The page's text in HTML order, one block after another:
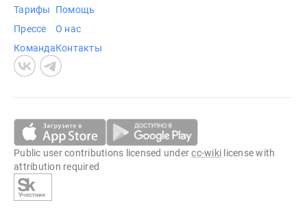
Тарифы
Прессе
Команда
Помощь
О нас
Контакты
Public user contributions licensed undercc-wiki license with
attribution required